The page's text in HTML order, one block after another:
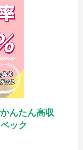
んたん高収
ック